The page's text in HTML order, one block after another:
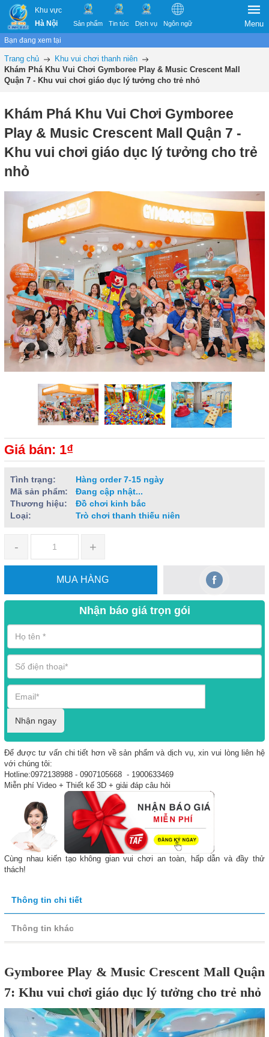
Khu vực
Hà Nội
Sản phẩm Tin tức Dịch vụ Ngôn ngữ Menu
Bạn đang xem tại
Trang chủ
Khu vui chơi thanh niên
Khám Phá Khu Vui Chơi Gymboree Play & Music Crescent Mall
Quận 7 - Khu vui chơi giáo dục lý tưởng cho trẻ nhỏ
Khám Phá Khu Vui Chơi Gymboree
Play & Music Crescent Mall Quận 7 -
Khu vui chơi giáo dục lý tưởng cho trẻ
nhỏ
Giá bán: 1₫
Tình trạng:
Hàng order 7-15 ngày
Mã sản phẩm:
Đang cập nhật...
Thương hiệu:
Đồ chơi kinh bắc
Loại:
Trò chơi thanh thiếu niên
- +
MUA HÀNG
Nhận báo giá trọn gói
Nhận ngay
Để được tư vấn chi tiết hơn về sản phẩm và dịch vụ, xin vui lòng liên hệ
với chúng tôi:
Hotline:0972138988 - 0907105668 - 1900633469
Miễn phí Video + Thiết kế 3D + giải đáp câu hỏi
Cùng nhau kiến tạo không gian vui chơi an toàn, hấp dẫn và đầy thử
thách!
Thông tin chi tiết
Thông tin khác
Gymboree Play & Music Crescent Mall Quận
7: Khu vui chơi giáo dục lý tưởng cho trẻ nhỏ